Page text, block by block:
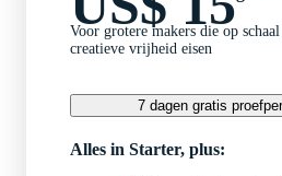
Voor grotere makers die op
creatieve vrijheid eisen
7 dagen gratis
Alles in Starter, plus: